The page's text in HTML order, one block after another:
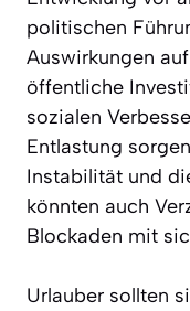
politischen
Auswirkungen
öffentliche
sozialen
Entlastung
Instabilität und
könnten auch
Blockaden mit
Urlauber sollten